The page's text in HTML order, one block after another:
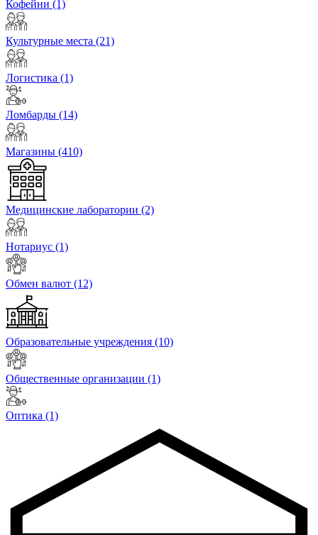
Кофейни (1)
Культурные места (21)
Логистика (1)
Ломбарды (14)
Магазины (410)
Медицинские лаборатории (2)
Нотариус (1)
Обмен валют (12)
Образовательные учреждения (10)
Общественные организации (1)
Оптика (1)